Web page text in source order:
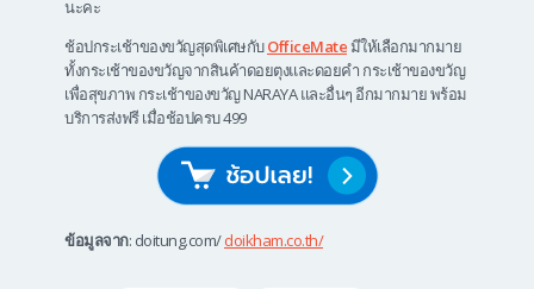
นะคะ
ช้อปกระเช้าของขวัญสุดพิเศษกับOfficeMateมีให้เลือกมากมาย
ทั้งกระเช้าของขวัญจากสินค้าดอยตุงและดอยคำ กระเช้าของขวัญ
เพื่อสุขภาพ กระเช้าของขวัญ NARAYA และอื่นๆ อีกมากมาย พร้อม
บริการส่งฟรี เมื่อช้อปครบ 499
ข้อมูลจาก: doitung.com/doikham.co.th/